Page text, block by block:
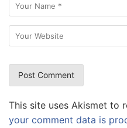
This site uses Akismet to
your comment data is